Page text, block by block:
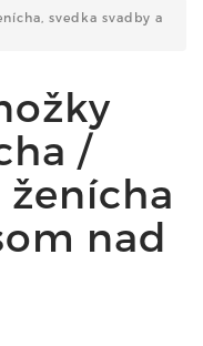
svedka svadby a
/
ženícha
nad